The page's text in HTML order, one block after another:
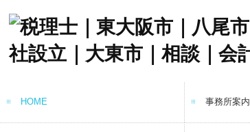
HOME 事務所案内